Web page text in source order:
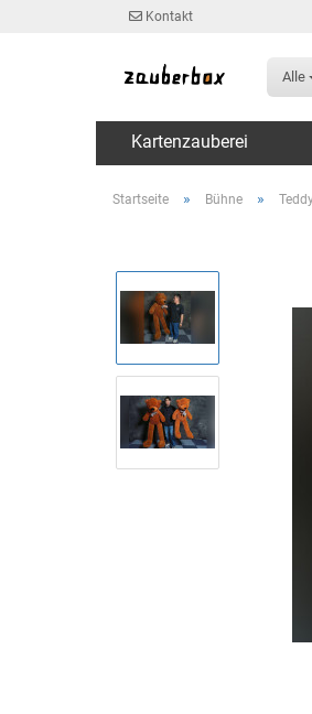
Kontakt
Alle
Kartenzauberei
Startseite » Bühne »